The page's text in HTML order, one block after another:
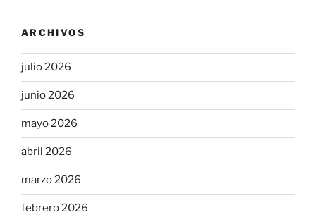
ARCHIVOS
julio 2026
junio 2026
mayo 2026
abril 2026
marzo 2026
febrero 2026